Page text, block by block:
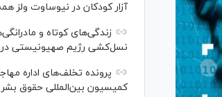
آزار کودکان در نیوساوت ولز
زندگی‌های کوتاه و
نسل‌کشی رژیم صهیونیستی در
پرونده تخلف‌های اداره
کمیسیون بین‌المللی حقوق بشر